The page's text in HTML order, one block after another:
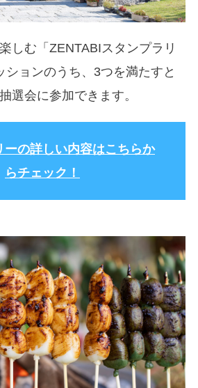
しむ「ZENTABIスタンプラリ
ションのうち、3つを満たすと
選会に参加できます。
ーの詳しい内容はこちらか
らチェック！